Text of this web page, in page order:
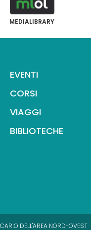
MEDIALIBRARY
EVENTI
CORSI
VIAGGI
BIBLIOTECHE
DELL'AREA NORD-OVEST